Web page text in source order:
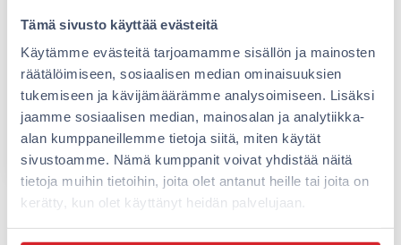
Tämä sivusto käyttää evästeitä
Käytämme evästeitä tarjoamamme sisällön ja mainosten
räätälöimiseen, sosiaalisen median ominaisuuksien
tukemiseen ja kävijämäärämme analysoimiseen. Lisäksi
jaamme sosiaalisen median, mainosalan ja analytiikka-
alan kumppaneillemme tietoja siitä, miten käytät
sivustoamme. Nämä kumppanit voivat yhdistää näitä
tietoja muihin tietoihin, joita olet antanut heille tai joita on
kerätty, kun olet käyttänyt heidän palvelujaan.
nähtävää ja…
Lue lisää
Näytä kaikki